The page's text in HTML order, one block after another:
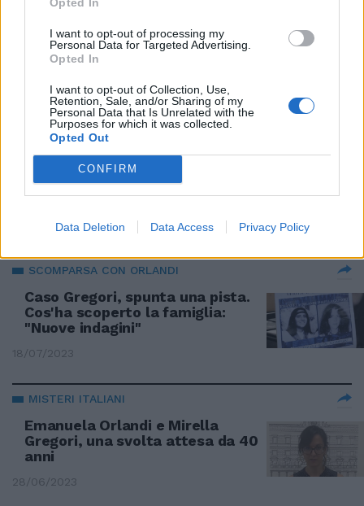
I want to opt-out of processing my
Personal Data for Targeted Advertising.
Opted In
I want to opt-out of Collection, Use,
Retention, Sale, and/or Sharing of my
Personal Data that Is Unrelated with the
Purposes for which it was collected.
Opted Out
CONFIRM
Data Deletion Data Access Privacy Policy
GIALLI INTALIANI
Svolta sul caso Gregori?
Bruzzone: "Pista mai
considerata", la nuova inchiesta
11/01/2024
OK DEL SENATO
La commissione d’inchiesta su
Emanuela Orlandi e Mirella
Gregori è realtà
09/11/2023
SCOMPARSA CON ORLANDI
Caso Gregori, spunta una pista.
Cos'ha scoperto la famiglia:
"Nuove indagini"
18/07/2023
MISTERI ITALIANI
Emanuela Orlandi e Mirella
Gregori, una svolta attesa da 40
anni
28/06/2023